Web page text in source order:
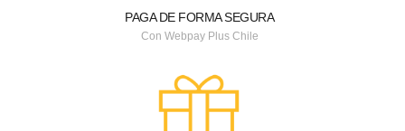
PAGA DE FORMA SEGURA
Con Webpay Plus Chile